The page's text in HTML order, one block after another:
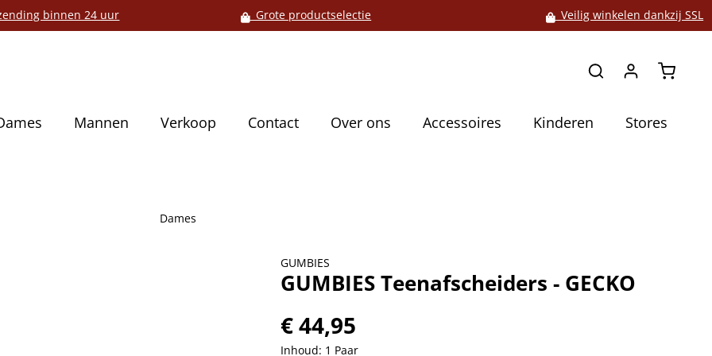
binnen 24 uur Grote productselectie Veilig winkelen dankzij SSL
Mannen Verkoop Contact Over ons Accessoires Kinderen Stores
Dames
GUMBIES
GUMBIES Teenafscheiders - GECKO
€ 44,95
Inhoud: 1 Paar